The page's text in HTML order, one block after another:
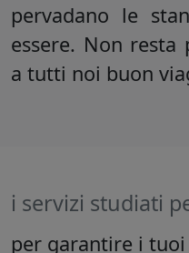
pervadano le
essere. Non resta
a tutti noi buon
i servizi studiati
per garantire i